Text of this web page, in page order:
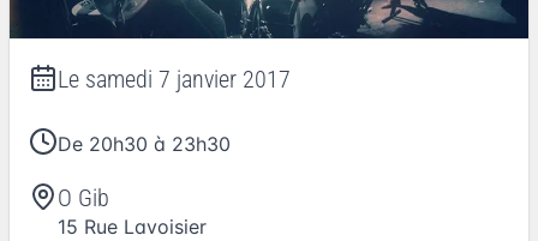
Le samedi 7 janvier 2017
De 20h30 à 23h30
O Gib
15 Rue Lavoisier